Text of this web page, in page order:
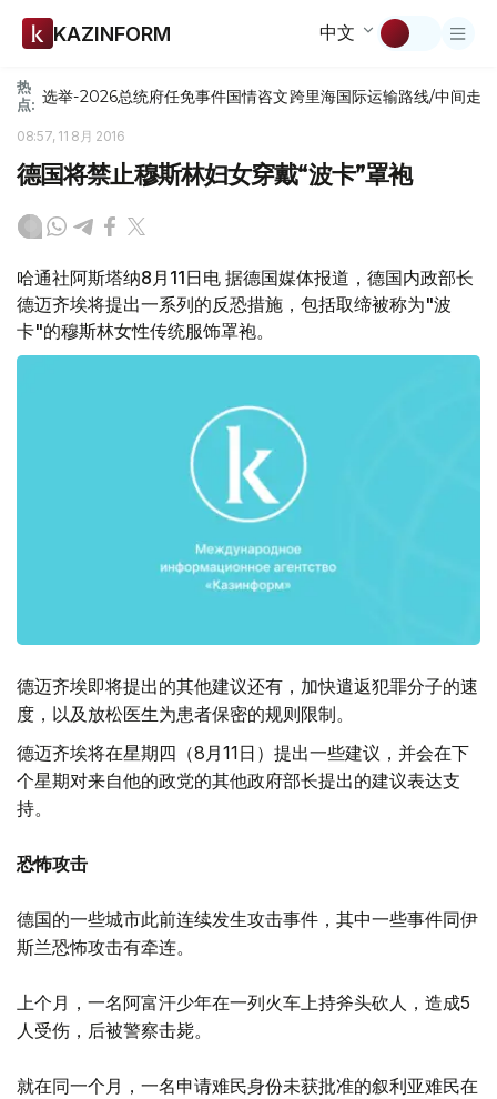
KAZINFORM 中文
热
点: 选举-2026总统府任免事件国情咨文跨里海国际运输路线/中间走廊
08:57, 11 8月 2016
德国将禁止穆斯林妇女穿戴“波卡”罩袍
哈通社阿斯塔纳8月11日电 据德国媒体报道，德国内政部长
德迈齐埃将提出一系列的反恐措施，包括取缔被称为"波
卡"的穆斯林女性传统服饰罩袍。
德迈齐埃即将提出的其他建议还有，加快遣返犯罪分子的速
度，以及放松医生为患者保密的规则限制。
德迈齐埃将在星期四（8月11日）提出一些建议，并会在下
个星期对来自他的政党的其他政府部长提出的建议表达支
持。
恐怖攻击
德国的一些城市此前连续发生攻击事件，其中一些事件同伊
斯兰恐怖攻击有牵连。
上个月，一名阿富汗少年在一列火车上持斧头砍人，造成5
人受伤，后被警察击毙。
就在同一个月，一名申请难民身份未获批准的叙利亚难民在